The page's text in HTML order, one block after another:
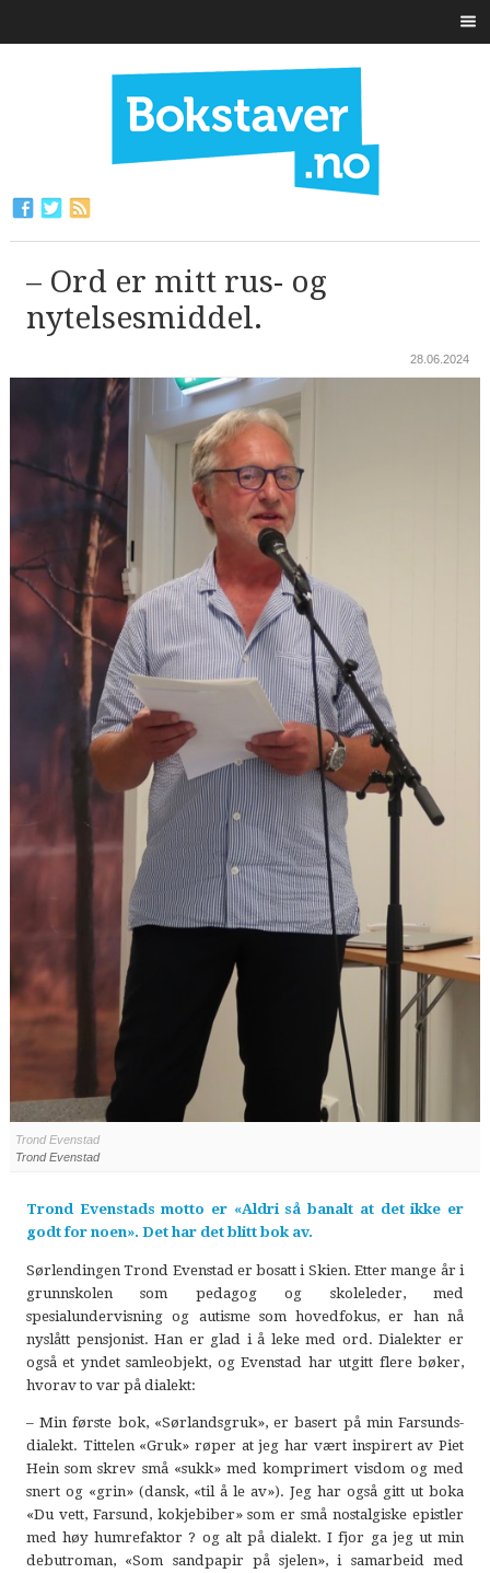
– Ord er mitt rus- og
nytelsesmiddel.
28.06.2024
Trond Evenstad
Trond Evenstad
Trond Evenstads motto er «Aldri så banalt at det ikke er
godt for noen». Det har det blitt bok av.
Sørlendingen Trond Evenstad er bosatt i Skien. Etter mange år i
grunnskolen som pedagog og skoleleder, med
spesialundervisning og autisme som hovedfokus, er han nå
nyslått pensjonist. Han er glad i å leke med ord. Dialekter er
også et yndet samleobjekt, og Evenstad har utgitt flere bøker,
hvorav to var på dialekt:
– Min første bok, «Sørlandsgruk», er basert på min Farsunds-
dialekt. Tittelen «Gruk» røper at jeg har vært inspirert av Piet
Hein som skrev små «sukk» med komprimert visdom og med
snert og «grin» (dansk, «til å le av»). Jeg har også gitt ut boka
«Du vett, Farsund, kokjebiber» som er små nostalgiske epistler
med høy humrefaktor ? og alt på dialekt. I fjor ga jeg ut min
debutroman, «Som sandpapir på sjelen», i samarbeid med